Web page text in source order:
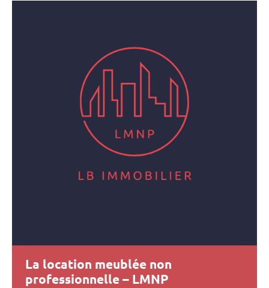
La location meublée non
professionnelle – LMNP